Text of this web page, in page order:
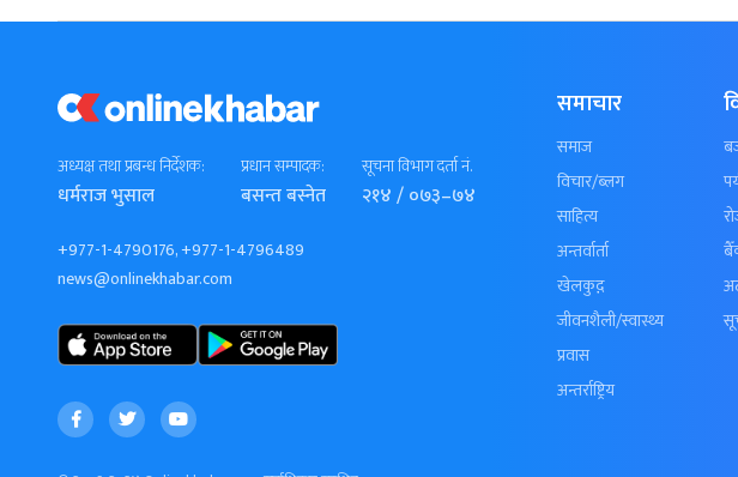
अध्यक्ष तथा प्रबन्ध निर्देशक:
धर्मराज भुसाल
प्रधान सम्पादक:
बसन्त बस्नेत
सूचना विभाग दर्ता नं.
२१४ / ०७३–७४
+977-1-4790176, +977-1-4796489
news@onlinekhabar.com
समाचार
समाज
विचार/ब्लग
साहित्य
अन्तर्वार्ता
खेलकुद़़
जीवनशैली/स्वास्थ्य
प्रवास
अन्तर्राष्ट्रिय